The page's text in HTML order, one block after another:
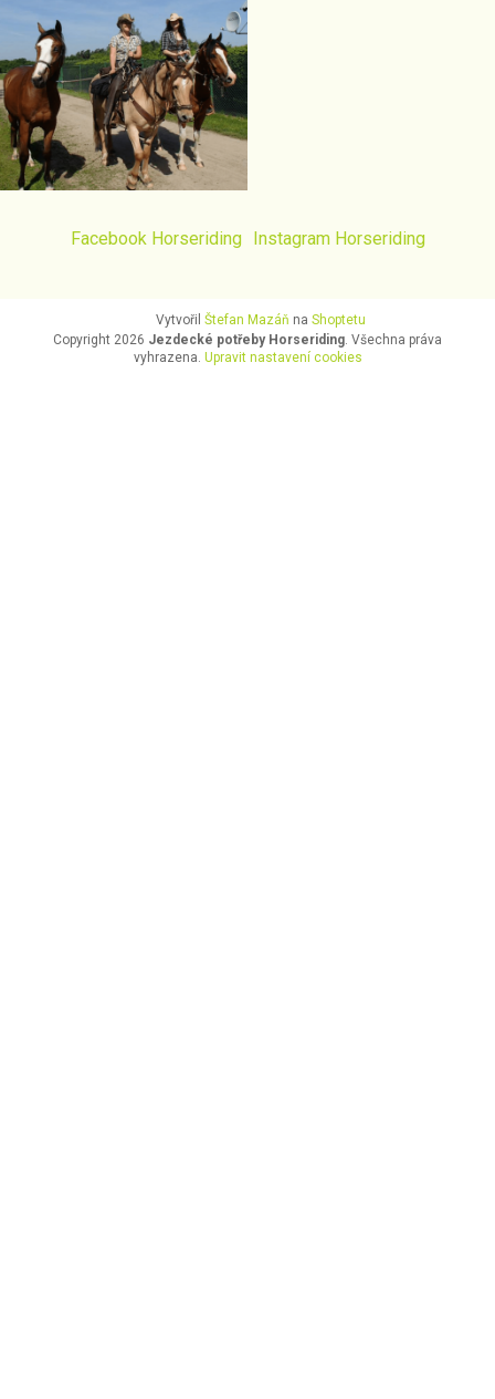
Facebook Horseriding Instagram Horseriding
VytvořilŠtefan Mazáň naShoptetu
Copyright 2026 Jezdecké potřeby Horseriding. Všechna práva
vyhrazena. Upravit nastavení cookies